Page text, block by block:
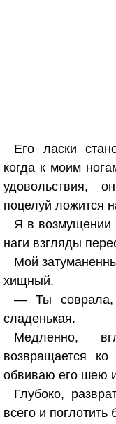
Его ласки
когда к моим
удовольствия,
поцелуй ложится
Я в возмущении
наги взгляды
Мой
хищный.
— Ты
сладенькая.
Медленно,
возвращается
обвиваю его шею
Глубоко,
всего и поглотить